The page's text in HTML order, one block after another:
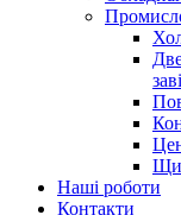
Наші роботи
Контакти